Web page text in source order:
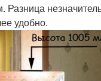
Разница
удобно.